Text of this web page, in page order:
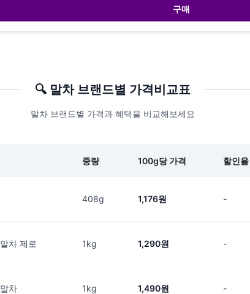
구매
🔍 말차브랜드별 가격비교표
말차 브랜드별 가격과 혜택을 비교해보세요
중량 100g당 가격 할인율
408g 1,176원 -
차 제로 1kg 1,290원 -
차 1kg 1,490원 -